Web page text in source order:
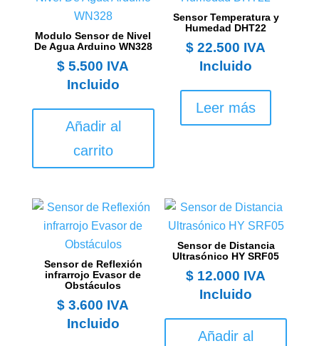
Modulo Sensor de Nivel
De Agua Arduino WN328
$ 5.500 IVA
Incluido
Añadir al
carrito
Sensor Temperatura y
Humedad DHT22
$ 22.500 IVA
Incluido
Leer más
Sensor de Reflexión
infrarrojo Evasor de
Obstáculos
$ 3.600 IVA
Incluido
Sensor de Distancia
Ultrasónico HY SRF05
$ 12.000 IVA
Incluido
Añadir al